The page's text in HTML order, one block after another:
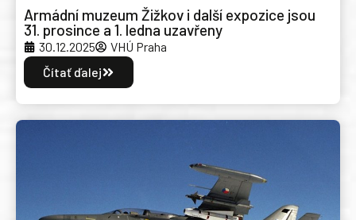
Armádní muzeum Žižkov i další expozice jsou
31. prosince a 1. ledna uzavřeny
30.12.2025
VHÚ Praha
Čítať ďalej